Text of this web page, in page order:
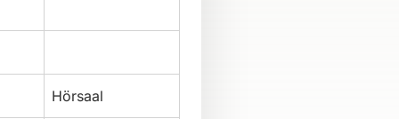
Hörsaal